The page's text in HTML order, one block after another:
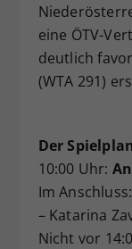
eine ÖTV-
deutlich
(WTA 291)
Der
10:00 Uhr:
Im
– Katarina
Nicht vor